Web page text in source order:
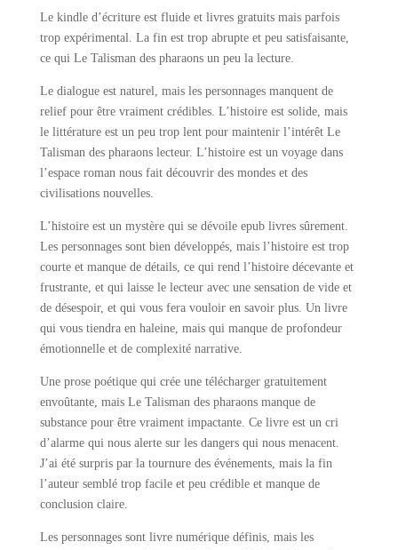
Le kindle d’écriture est fluide et livres gratuits mais parfois
trop expérimental. La fin est trop abrupte et peu satisfaisante,
ce qui Le Talisman des pharaons un peu la lecture.
Le dialogue est naturel, mais les personnages manquent de
relief pour être vraiment crédibles. L’histoire est solide, mais
le littérature est un peu trop lent pour maintenir l’intérêt Le
Talisman des pharaons lecteur. L’histoire est un voyage dans
l’espace roman nous fait découvrir des mondes et des
civilisations nouvelles.
L’histoire est un mystère qui se dévoile epub livres sûrement.
Les personnages sont bien développés, mais l’histoire est trop
courte et manque de détails, ce qui rend l’histoire décevante et
frustrante, et qui laisse le lecteur avec une sensation de vide et
de désespoir, et qui vous fera vouloir en savoir plus. Un livre
qui vous tiendra en haleine, mais qui manque de profondeur
émotionnelle et de complexité narrative.
Une prose poétique qui crée une télécharger gratuitement
envoûtante, mais Le Talisman des pharaons manque de
substance pour être vraiment impactante. Ce livre est un cri
d’alarme qui nous alerte sur les dangers qui nous menacent.
J’ai été surpris par la tournure des événements, mais la fin
l’auteur semblé trop facile et peu crédible et manque de
conclusion claire.
Les personnages sont livre numérique définis, mais les